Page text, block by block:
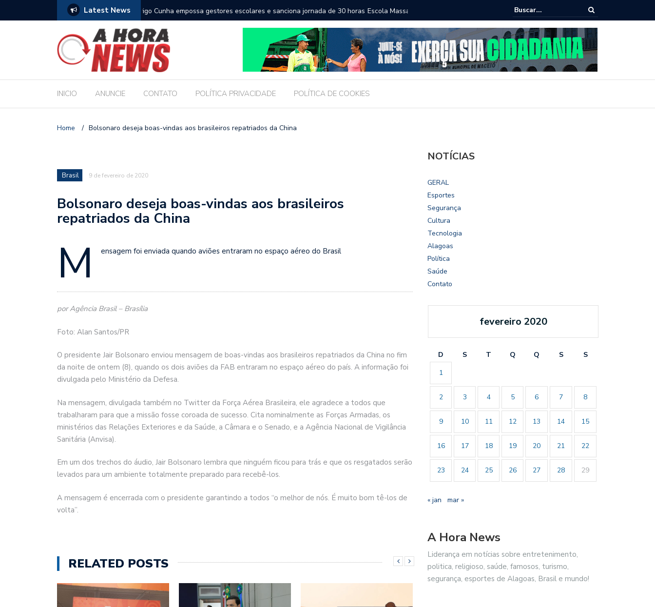
Latest News
escolares e sanciona jornada de 30 horas
Escola Massa transforma a educação e amplia horizontes para estudantes da rede
pública de Maceió
Chico Filho destaca potencial esportivo, turístico e econômico da Maratona
Internacional de Maceió
INICIO ANUNCIE CONTATO POLÍTICA PRIVACIDADE POLÍTICA DE COOKIES
Home / Bolsonaro deseja boas-vindas aos brasileiros repatriados da China
Brasil 9 de fevereiro de 2020
Bolsonaro deseja boas-vindas aos brasileiros
repatriados da China
M ensagem foi enviada quando aviões entraram no espaço aéreo do Brasil
por Agência Brasil – Brasília
Foto: Alan Santos/PR
O presidente Jair Bolsonaro enviou mensagem de boas-vindas aos brasileiros repatriados da China no fim
da noite de ontem (8), quando os dois aviões da FAB entraram no espaço aéreo do país. A informação foi
divulgada pelo Ministério da Defesa.
Na mensagem, divulgada também no Twitter da Força Aérea Brasileira, ele agradece a todos que
trabalharam para que a missão fosse coroada de sucesso. Cita nominalmente as Forças Armadas, os
ministérios das Relações Exteriores e da Saúde, a Câmara e o Senado, e a Agência Nacional de Vigilância
Sanitária (Anvisa).
Em um dos trechos do áudio, Jair Bolsonaro lembra que ninguém ficou para trás e que os resgatados serão
levados para um ambiente totalmente preparado para recebê-los.
A mensagem é encerrada com o presidente garantindo a todos “o melhor de nós. É muito bom tê-los de
volta”.
RELATED POSTS
NOTÍCIAS
GERAL
Esportes
Segurança
Cultura
Tecnologia
Alagoas
Política
Saúde
Contato
fevereiro 2020
D S T Q Q S
S
1
2 3 4 5 6 7 8
9 10 11 12 13 14 15
16 17 18 19 20 21 22
23 24 25 26 27 28 29
« jan mar »
A Hora News
Liderança em notícias sobre entretenimento,
politica, religioso, saúde, famosos, turismo,
segurança, esportes de Alagoas, Brasil e mundo!